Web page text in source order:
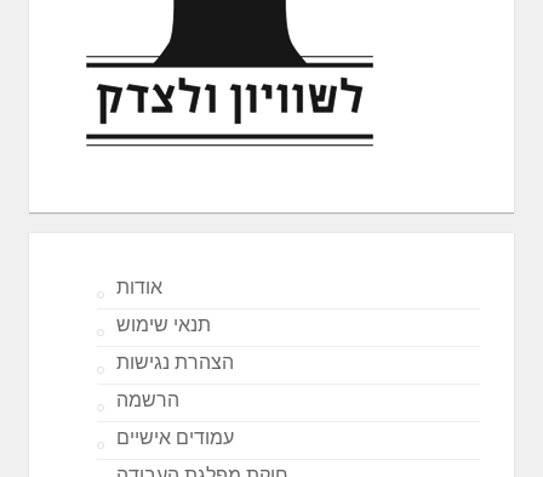
אודות
תנאי שימוש
הצהרת נגישות
הרשמה
עמודים אישיים